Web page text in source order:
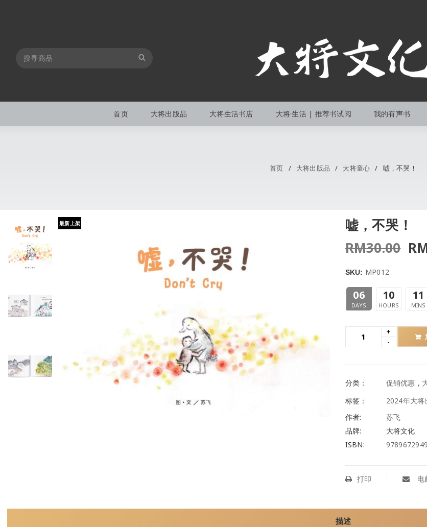
首页 大将出版品 大将生活书店 大将·生活 | 推荐书试阅 我的有声书
首页 / 大将出版品 / 大将童心 / 嘘，不哭！
最新上架
嘘，不哭！
RM30.00
SKU: MP012
06
DAYS
10
HOURS
11
MINS
分类： 促销优惠 ,
标签：
2024年大将
作者:
苏飞
品牌:
大将文化
ISBN:
打印 电
描述